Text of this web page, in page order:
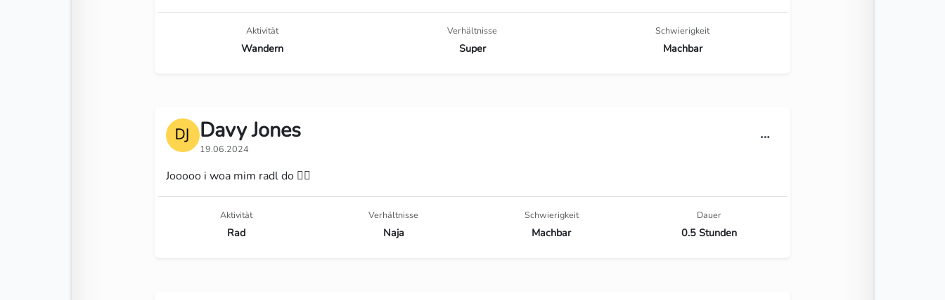
Aktivität
Wandern
Verhältnisse
Super
Schwierigkeit
Machbar
Davy Jones
19.06.2024
Jooooo i woa mim radl do 🚵‍♂️
Aktivität
Rad
Verhältnisse
Naja
Schwierigkeit
Machbar
Dauer
0.5 Stunden